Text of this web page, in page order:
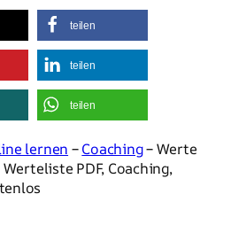
teilen
teilen
teilen
lernen –Coaching– Werte
PDF, Coaching,